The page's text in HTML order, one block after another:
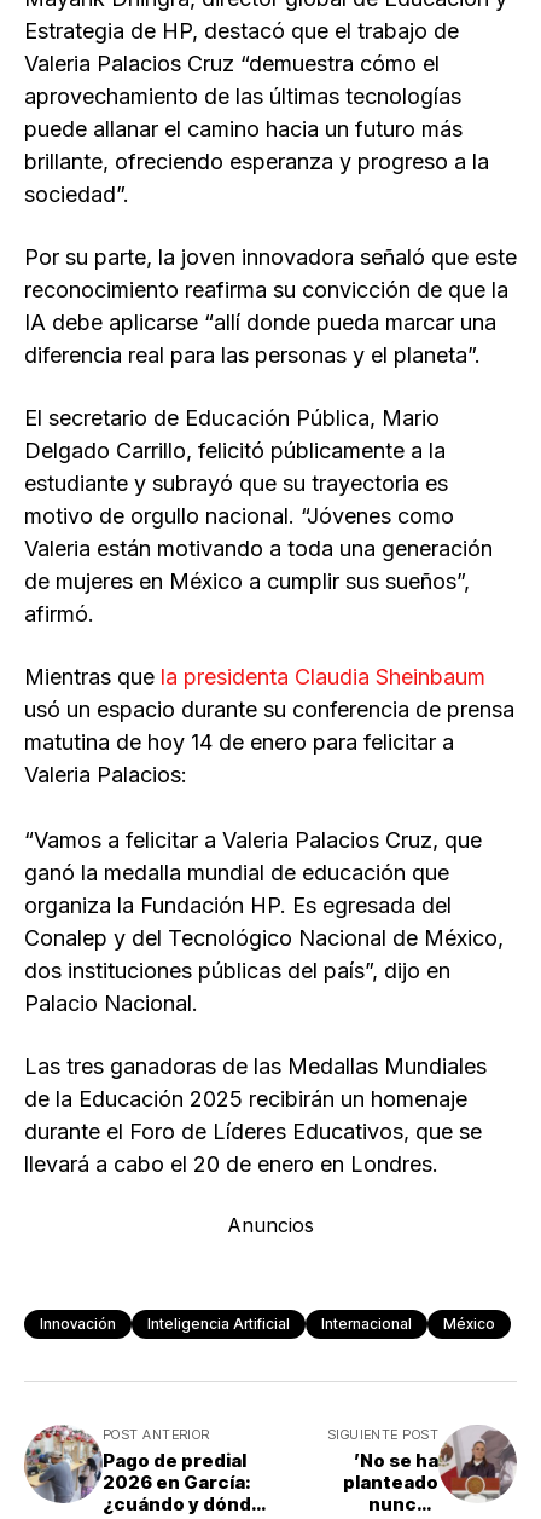
Estrategia de HP, destacó que el trabajo de
Valeria Palacios Cruz “demuestra cómo el
aprovechamiento de las últimas tecnologías
puede allanar el camino hacia un futuro más
brillante, ofreciendo esperanza y progreso a la
sociedad”.
Por su parte, la joven innovadora señaló que este
reconocimiento reafirma su convicción de que la
IA debe aplicarse “allí donde pueda marcar una
diferencia real para las personas y el planeta”.
El secretario de Educación Pública, Mario
Delgado Carrillo, felicitó públicamente a la
estudiante y subrayó que su trayectoria es
motivo de orgullo nacional. “Jóvenes como
Valeria están motivando a toda una generación
de mujeres en México a cumplir sus sueños”,
afirmó.
Mientras que la presidenta Claudia Sheinbaum
usó un espacio durante su conferencia de prensa
matutina de hoy 14 de enero para felicitar a
Valeria Palacios:
“Vamos a felicitar a Valeria Palacios Cruz, que
ganó la medalla mundial de educación que
organiza la Fundación HP. Es egresada del
Conalep y del Tecnológico Nacional de México,
dos instituciones públicas del país”, dijo en
Palacio Nacional.
Las tres ganadoras de las Medallas Mundiales
de la Educación 2025 recibirán un homenaje
durante el Foro de Líderes Educativos, que se
llevará a cabo el 20 de enero en Londres.
Anuncios
Innovación Inteligencia Artificial Internacional México
POST ANTERIOR
Pago de predial
2026 en García:
¿cuándo y dónde
SIGUIENTE POST
’No se ha
planteado
nunca’: